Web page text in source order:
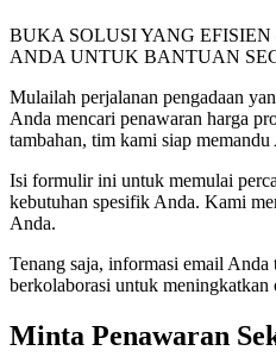
BUKA SOLUSI YANG
ANDA UNTUK BANTUAN
Mulailah perjalanan pengadaan
Anda mencari penawaran harga
tambahan, tim kami siap
Isi formulir ini untuk memulai
kebutuhan spesifik Anda. Kami
Anda.
Tenang saja, informasi email Anda
berkolaborasi untuk meningkatkan
Minta Penawaran